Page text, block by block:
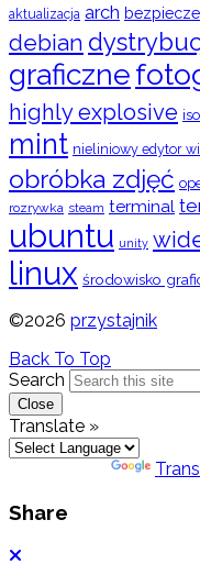
aktualizacja arch
debian
graficzne
highly explosive iso
mint nieliniowy edytor
obróbka zdjęć
rozrywka steam terminal
ubuntu unity
linux środowisko
©2026 przystajnik
Back To Top
Search
Close
Translate »
Share